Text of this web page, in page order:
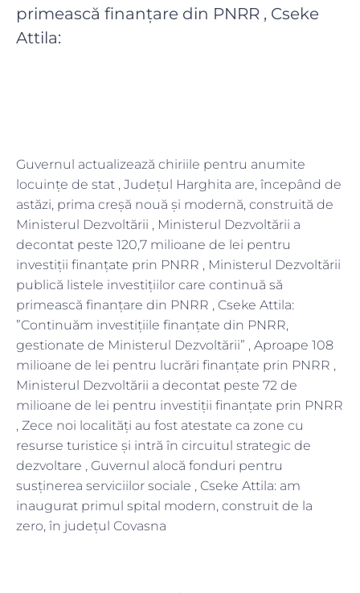
primească finanțare din PNRR , Cseke
Attila:
Guvernul actualizează chiriile pentru anumite
locuințe de stat , Județul Harghita are, începând de
astăzi, prima creșă nouă și modernă, construită de
Ministerul Dezvoltării , Ministerul Dezvoltării a
decontat peste 120,7 milioane de lei pentru
investiții finanțate prin PNRR , Ministerul Dezvoltării
publică listele investițiilor care continuă să
primească finanțare din PNRR , Cseke Attila:
”Continuăm investițiile finanțate din PNRR,
gestionate de Ministerul Dezvoltării” , Aproape 108
milioane de lei pentru lucrări finanțate prin PNRR ,
Ministerul Dezvoltării a decontat peste 72 de
milioane de lei pentru investiții finanțate prin PNRR
, Zece noi localități au fost atestate ca zone cu
resurse turistice și intră în circuitul strategic de
dezvoltare , Guvernul alocă fonduri pentru
susținerea serviciilor sociale , Cseke Attila: am
inaugurat primul spital modern, construit de la
zero, în județul Covasna